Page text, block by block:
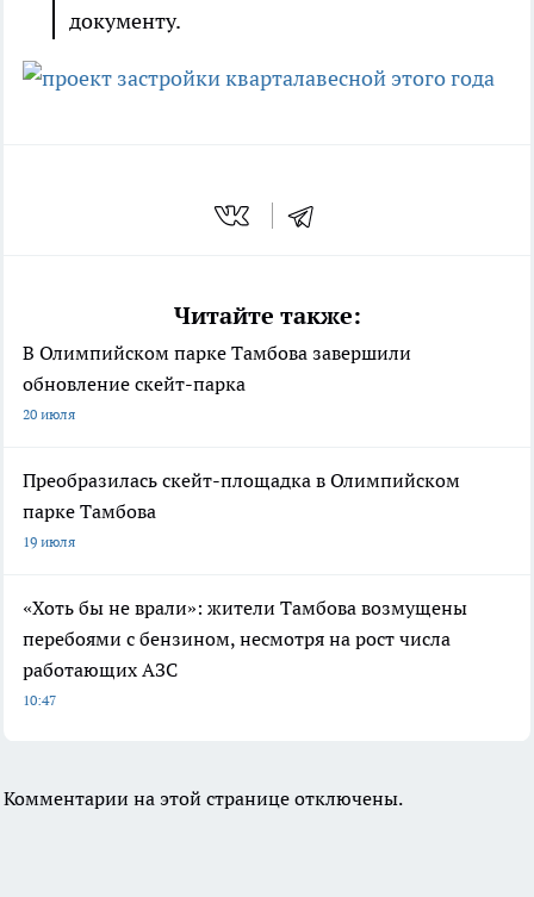
документу.
весной этого года
Читайте также:
В Олимпийском парке Тамбова завершили
обновление скейт-парка
20 июля
Преобразилась скейт-площадка в Олимпийском
парке Тамбова
19 июля
«Хоть бы не врали»: жители Тамбова возмущены
перебоями с бензином, несмотря на рост числа
работающих АЗС
10:47
Комментарии на этой странице отключены.